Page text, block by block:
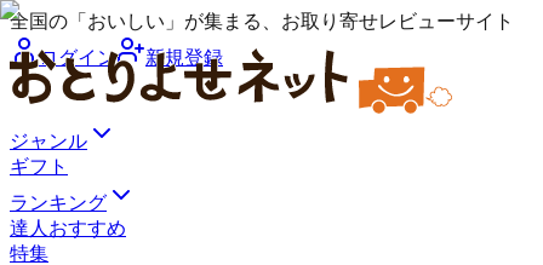
全国の「おいしい」が集まる、お取り寄せレビューサイト
ログイン
新規登録
ジャンル
ギフト
ランキング
達人おすすめ
特集